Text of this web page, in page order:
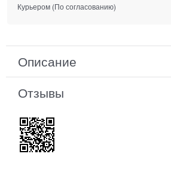
Курьером (По согласованию)
Описание
Отзывы